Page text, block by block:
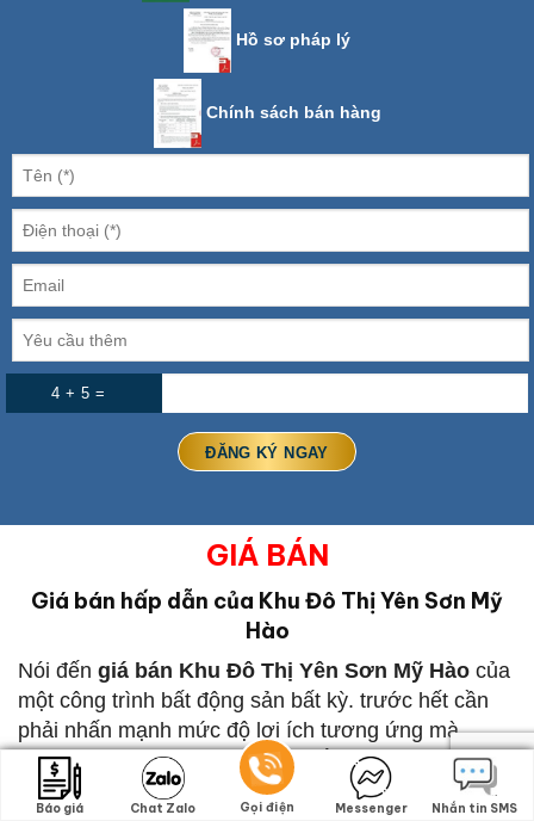
Hồ sơ pháp lý
Chính sách bán hàng
4 + 5 =
GIÁ BÁN
Giá bán hấp dẫn của Khu Đô Thị Yên Sơn Mỹ
Hào
Nói đến giá bán Khu Đô Thị Yên Sơn Mỹ Hào của
một công trình bất động sản bất kỳ. trước hết cần
phải nhấn mạnh mức độ lợi ích tương ứng mà
khách hàng sẽ nhận được khi nắm quyền sở hữu.
Khu Đô Thị Yên Sơn Mỹ Hàochỉ từ … tỷ/căn.
Báo giá Chat Zalo Gọi điện Messenger Nhắn tin SMS
Báo giá Chat Zalo Gọi điện Messenger Nhắn tin SMS